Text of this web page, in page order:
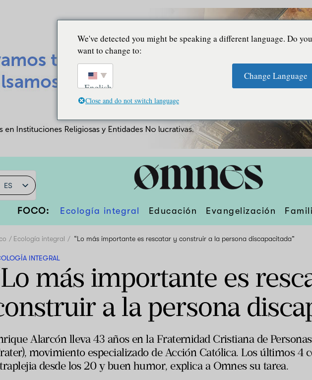
ES
FOCO: Ecología integral Educación Evangelización
Ecología integral “Lo más importante es rescatar y construir a la persona discapacitada”
INTEGRAL
más importante es
a la persona
Alarcón lleva 43 años en la Fraternidad Cristiana de
movimiento especializado de Acción Católica. Los últimos 4
desde los 20 y buen humor, explica a Omnes su tarea.
We've detected you might be speaking a different language. Do you
want to change to:
English
Change Language
Close and do not switch language